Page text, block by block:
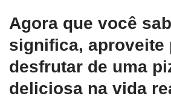
Agora que você
significa, aproveite
desfrutar de uma
deliciosa na vida